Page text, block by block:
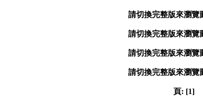
請切換完整版來瀏覽
請切換完整版來瀏覽
請切換完整版來瀏覽
請切換完整版來瀏覽
頁: [1]